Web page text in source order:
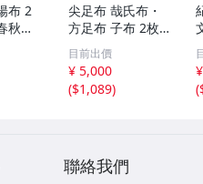
布 2
秋戦
古代
幣 銅
クシ
尖足布 哉氏布・
方足布 子布 2枚
セット 中国戦国
古銭 布幣 古銭 貨
布 貨幣
目前出價
¥ 5,000
($1,089)
(
聯絡我們